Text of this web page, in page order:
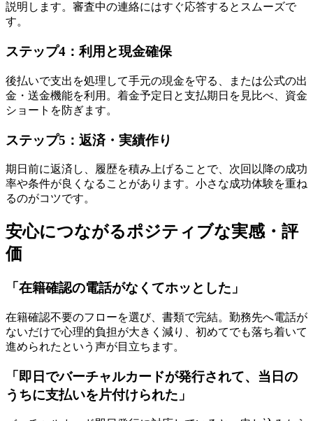
説明します。審査中の連絡にはすぐ応答するとスムーズで
す。
ステップ4：利用と現金確保
後払いで支出を処理して手元の現金を守る、または公式の出
金・送金機能を利用。着金予定日と支払期日を見比べ、資金
ショートを防ぎます。
ステップ5：返済・実績作り
期日前に返済し、履歴を積み上げることで、次回以降の成功
率や条件が良くなることがあります。小さな成功体験を重ね
るのがコツです。
安心につながるポジティブな実感・評
価
「在籍確認の電話がなくてホッとした」
在籍確認不要のフローを選び、書類で完結。勤務先へ電話が
ないだけで心理的負担が大きく減り、初めてでも落ち着いて
進められたという声が目立ちます。
「即日でバーチャルカードが発行されて、当日の
うちに支払いを片付けられた」